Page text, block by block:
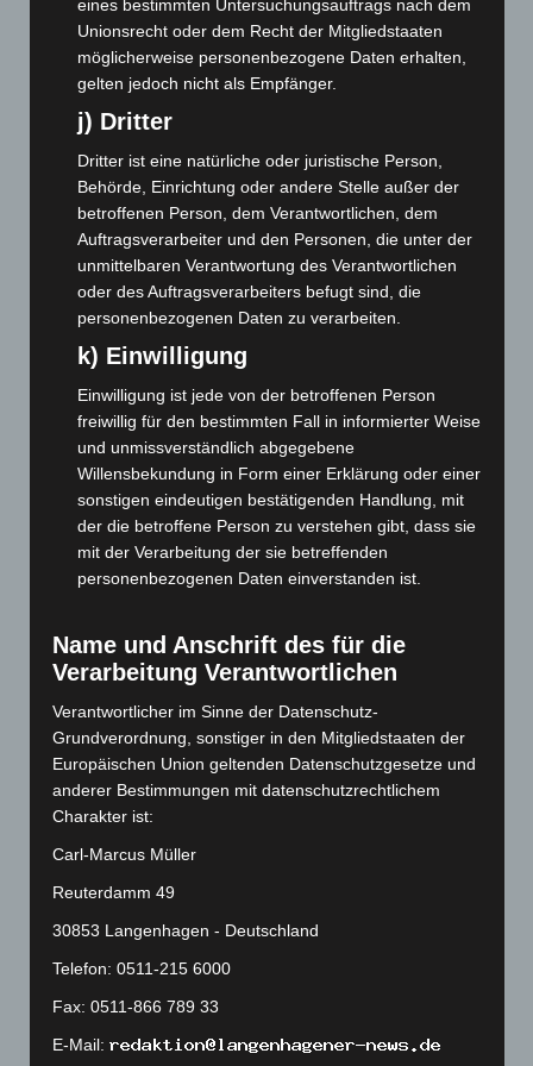
Januar 2025
(88)
Dezember 2024(89)
November 2024(94)
Oktober 2024(93)
September 2024(112)
August 2024(107)
Juli 2024(89)
Juni 2024(107)
(149)
April 2024(102)
Februar 2024(103)
Januar 2024(111)
Dezember 2023(130)
November 2023(130)
Oktober 2023(114)
September 2023(133)
Juli 2023(118)
Mai 2023(139)
April 2023(155)
März 2023
(174)
September 2022 (205)
August 2022(166)
eines bestimmten Untersuchungsauftrags nach dem
Unionsrecht oder dem Recht der Mitgliedstaaten
möglicherweise personenbezogene Daten erhalten,
gelten jedoch nicht als Empfänger.
j) Dritter
Dritter ist eine natürliche oder juristische Person,
Behörde, Einrichtung oder andere Stelle außer der
betroffenen Person, dem Verantwortlichen, dem
Auftragsverarbeiter und den Personen, die unter der
unmittelbaren Verantwortung des Verantwortlichen
oder des Auftragsverarbeiters befugt sind, die
personenbezogenen Daten zu verarbeiten.
k) Einwilligung
Einwilligung ist jede von der betroffenen Person
freiwillig für den bestimmten Fall in informierter Weise
und unmissverständlich abgegebene
Willensbekundung in Form einer Erklärung oder einer
sonstigen eindeutigen bestätigenden Handlung, mit
der die betroffene Person zu verstehen gibt, dass sie
mit der Verarbeitung der sie betreffenden
personenbezogenen Daten einverstanden ist.
Name und Anschrift des für die
Verarbeitung Verantwortlichen
Verantwortlicher im Sinne der Datenschutz-
Grundverordnung, sonstiger in den Mitgliedstaaten der
Europäischen Union geltenden Datenschutzgesetze und
anderer Bestimmungen mit datenschutzrechtlichem
Charakter ist:
Carl-Marcus Müller
Reuterdamm 49
30853 Langenhagen - Deutschland
Telefon: 0511-215 6000
Fax: 0511-866 789 33
E-Mail: